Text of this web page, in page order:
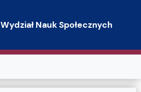
Wydział Nauk Społecznych